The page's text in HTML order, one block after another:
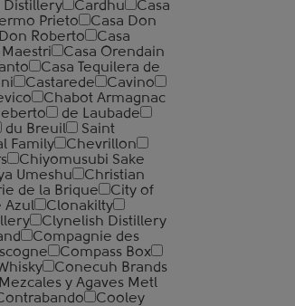
Distillery Cardhu
Casa
Prieto
Casa Don
Roberto
Casa
Maestri
Casa Orendain
Casa Tequilera de
Castarede
Cavino
Chabot Armagnac
de Laubade
du Breuil
Saint
Family
Chevrillon
Chiyomusubi Sake
Umeshu
Christian
de la Brique
City of
Azul
Clonakilty
Clynelish Distillery
Compagnie des
Compass Box
Conecuh Brands
y Agaves Metl
Cooley